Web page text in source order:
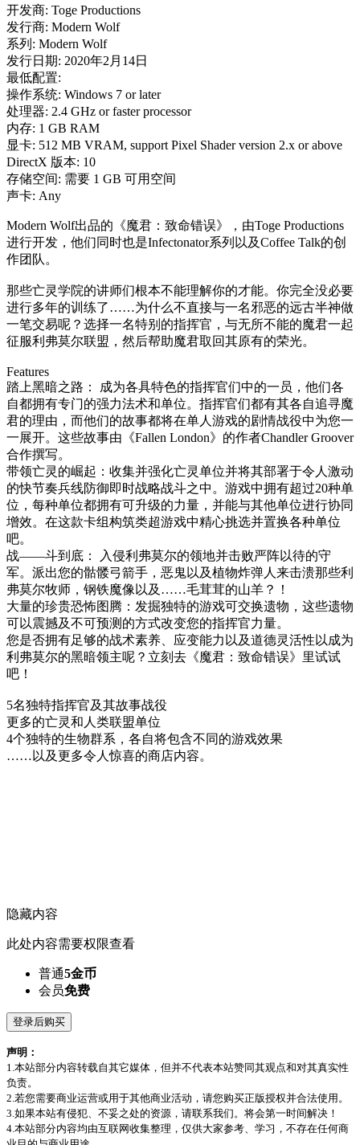
开发商: Toge Productions
发行商: Modern Wolf
系列: Modern Wolf
发行日期: 2020年2月14日
最低配置:
操作系统: Windows 7 or later
处理器: 2.4 GHz or faster processor
内存: 1 GB RAM
显卡: 512 MB VRAM, support Pixel Shader version 2.x or above
DirectX 版本: 10
存储空间: 需要 1 GB 可用空间
声卡: Any
Modern Wolf出品的《魔君：致命错误》，由Toge Productions
进行开发，他们同时也是Infectonator系列以及Coffee Talk的创
作团队。
那些亡灵学院的讲师们根本不能理解你的才能。你完全没必要
进行多年的训练了……为什么不直接与一名邪恶的远古半神做
一笔交易呢？选择一名特别的指挥官，与无所不能的魔君一起
征服利弗莫尔联盟，然后帮助魔君取回其原有的荣光。
Features
踏上黑暗之路： 成为各具特色的指挥官们中的一员，他们各
自都拥有专门的强力法术和单位。指挥官们都有其各自追寻魔
君的理由，而他们的故事都将在单人游戏的剧情战役中为您一
一展开。这些故事由《Fallen London》的作者Chandler Groover
合作撰写。
带领亡灵的崛起：收集并强化亡灵单位并将其部署于令人激动
的快节奏兵线防御即时战略战斗之中。游戏中拥有超过20种单
位，每种单位都拥有可升级的力量，并能与其他单位进行协同
增效。在这款卡组构筑类超游戏中精心挑选并置换各种单位
吧。
战——斗到底： 入侵利弗莫尔的领地并击败严阵以待的守
军。派出您的骷髅弓箭手，恶鬼以及植物炸弹人来击溃那些利
弗莫尔牧师，钢铁魔像以及……毛茸茸的山羊？！
大量的珍贵恐怖图腾：发掘独特的游戏可交换遗物，这些遗物
可以震撼及不可预测的方式改变您的指挥官力量。
您是否拥有足够的战术素养、应变能力以及道德灵活性以成为
利弗莫尔的黑暗领主呢？立刻去《魔君：致命错误》里试试
吧！
5名独特指挥官及其故事战役
更多的亡灵和人类联盟单位
4个独特的生物群系，各自将包含不同的游戏效果
……以及更多令人惊喜的商店内容。
隐藏内容
此处内容需要权限查看
普通5金币
会员免费
登录后购买
声明：
1.本站部分内容转载自其它媒体，但并不代表本站赞同其观点和对其真实性
负责。
2.若您需要商业运营或用于其他商业活动，请您购买正版授权并合法使用。
3.如果本站有侵犯、不妥之处的资源，请联系我们。将会第一时间解决！
4.本站部分内容均由互联网收集整理，仅供大家参考、学习，不存在任何商